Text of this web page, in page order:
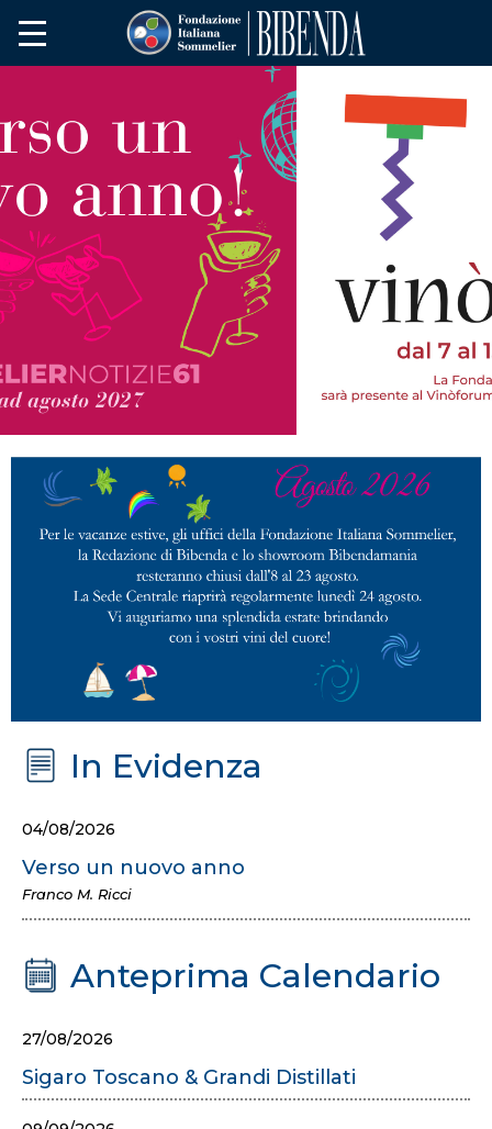
In Evidenza
04/08/2026
Verso un nuovo anno
Franco M. Ricci
Anteprima Calendario
27/08/2026
Sigaro Toscano & Grandi Distillati